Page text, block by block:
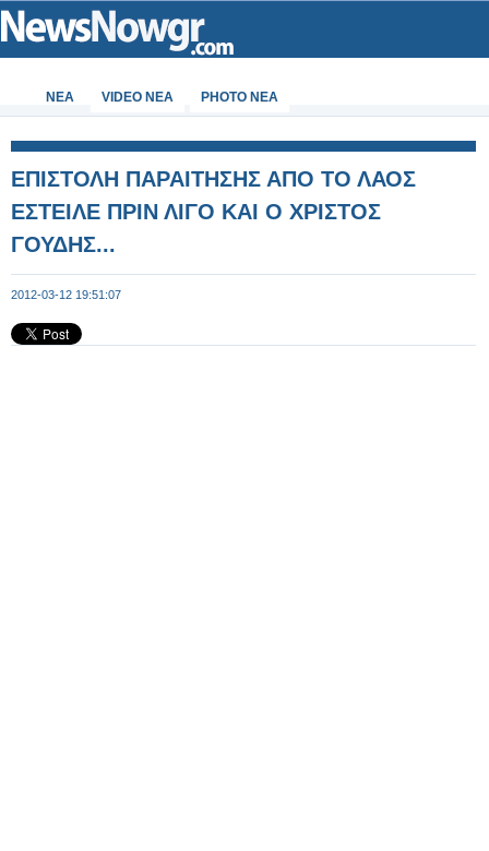
ΝΕΑ VIDEO NEA PHOTO NEA
ΕΠΙΣΤΟΛΗ ΠΑΡΑΙΤΗΣΗΣ ΑΠΟ ΤΟ ΛΑΟΣ
ΕΣΤΕΙΛΕ ΠΡΙΝ ΛΙΓΟ ΚΑΙ Ο ΧΡΙΣΤΟΣ
ΓΟΥΔΗΣ...
2012-03-12 19:51:07